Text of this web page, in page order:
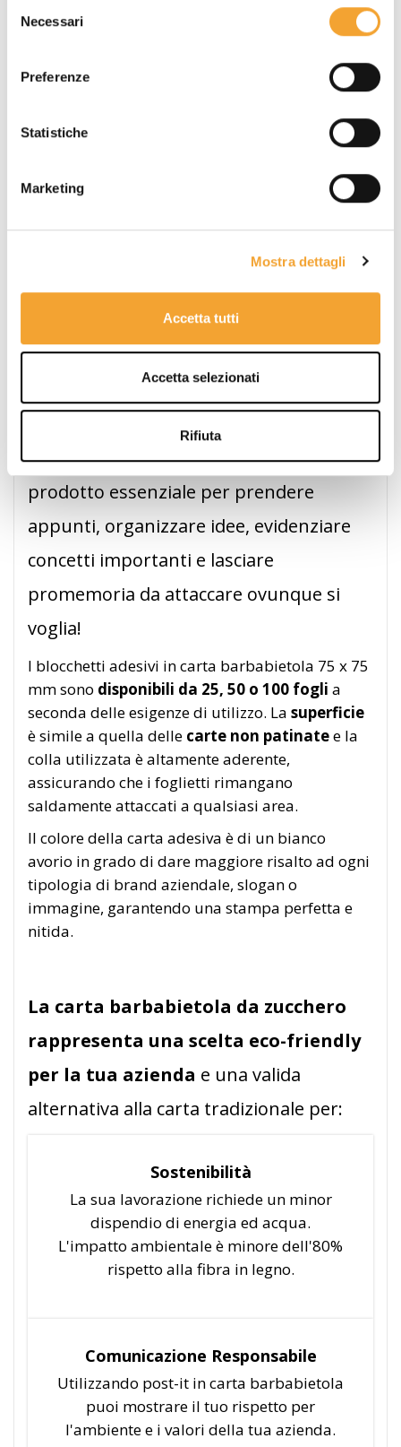
delNecessari
Preferenze
Statistiche
Marketing
Mostra dettagli
Accetta tutti
Accetta selezionati
Rifiuta
In ufficio come a casa i post-it sono un
prodotto essenziale per prendere
appunti, organizzare idee, evidenziare
concetti importanti e lasciare
promemoria da attaccare ovunque si
voglia!
I blocchetti adesivi in carta barbabietola 75 x 75
mm sono disponibili da 25, 50 o 100 fogli a
seconda delle esigenze di utilizzo. La superficie
è simile a quella delle carte non patinatee la
colla utilizzata è altamente aderente,
assicurando che i foglietti rimangano
saldamente attaccati a qualsiasi area.
Il colore della carta adesiva è di un bianco
avorio in grado di dare maggiore risalto ad ogni
tipologia di brand aziendale, slogan o
immagine, garantendo una stampa perfetta e
nitida.
La carta barbabietola da zucchero
rappresenta una scelta eco-friendly
per la tua azienda e una valida
alternativa alla carta tradizionale per:
Sostenibilità
La sua lavorazione richiede un minor
dispendio di energia ed acqua.
L'impatto ambientale è minore dell'80%
rispetto alla fibra in legno.
Comunicazione Responsabile
Utilizzando post-it in carta barbabietola
puoi mostrare il tuo rispetto per
l'ambiente e i valori della tua azienda.